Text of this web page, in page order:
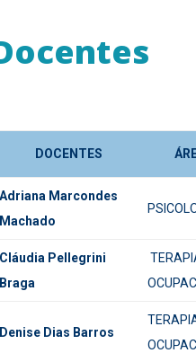
DOCENTES
Adriana Marcondes
Machado
Cláudia Pellegrini
Braga
Denise Dias Barros